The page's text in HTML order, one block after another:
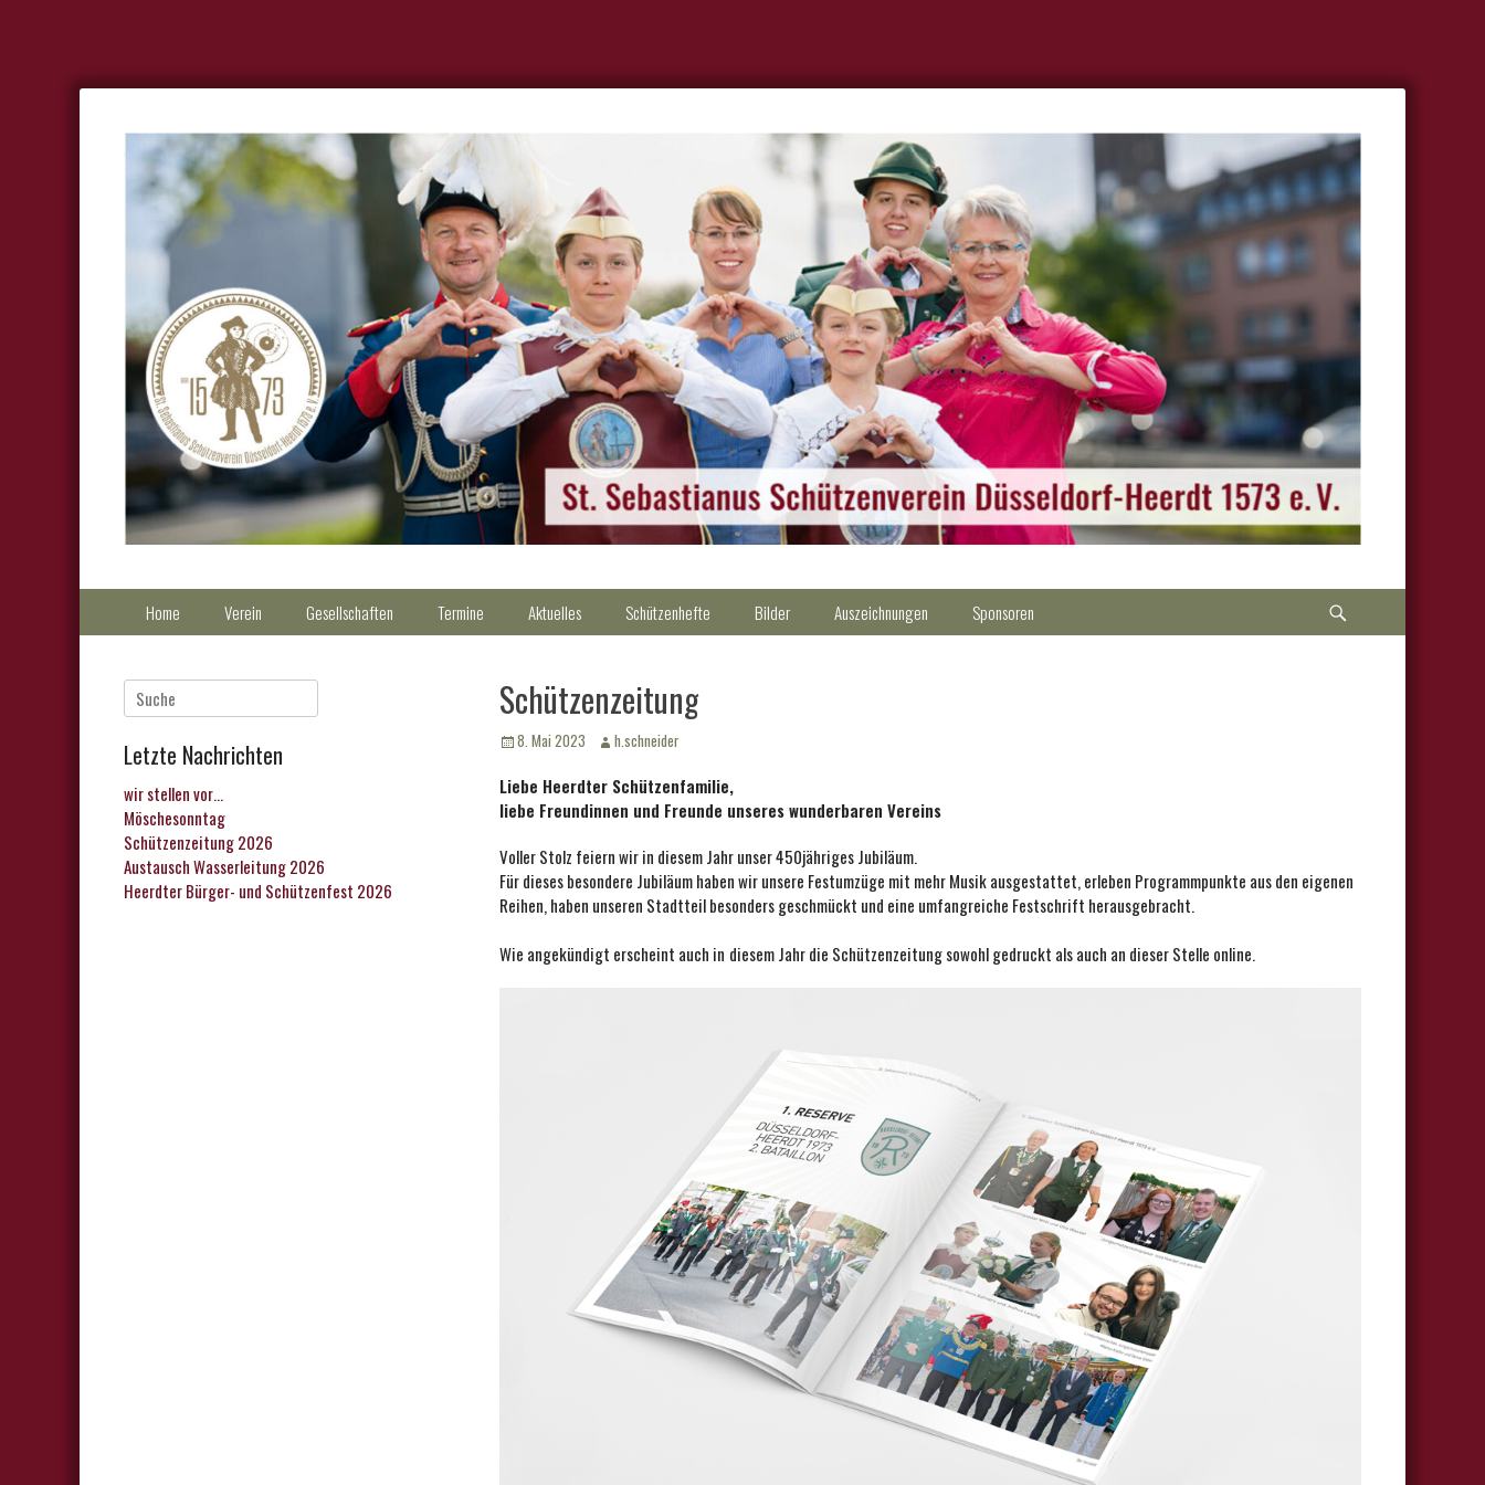
Primärmenu
Home Verein Gesellschaften Termine Aktuelles Schützenhefte Bilder Auszeichnungen Sponsoren
Schützenzeitung
Veröffentlicht
8. Mai 2023 Autorh.schneider
Liebe Heerdter Schützenfamilie,
liebe Freundinnen und Freunde unseres wunderbaren Vereins
Voller Stolz feiern wir in diesem Jahr unser 450jähriges Jubiläum.
Für dieses besondere Jubiläum haben wir unsere Festumzüge mit mehr Musik ausgestattet, erleben Programmpunkte aus den eigenen
Reihen, haben unseren Stadtteil besonders geschmückt und eine umfangreiche Festschrift herausgebracht.
Wie angekündigt erscheint auch in diesem Jahr die Schützenzeitung sowohl gedruckt als auch an dieser Stelle online.
Suche
nach:
Letzte Nachrichten
wir stellen vor…
Möschesonntag
Schützenzeitung 2026
Austausch Wasserleitung 2026
Heerdter Bürger- und Schützenfest 2026